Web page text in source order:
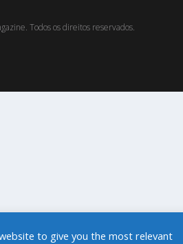
Todos os direitos reservados.
to give you the most relevant